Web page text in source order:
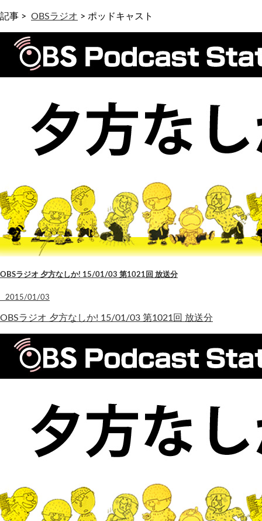
記事 > OBSラジオ > ポッドキャスト
OBSラジオ 夕方なしか! 15/01/03 第1021回 放送分
2015/01/03
OBSラジオ 夕方なしか! 15/01/03 第1021回 放送分